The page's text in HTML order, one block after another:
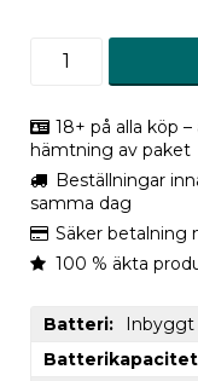
18+ på alla köp
hämtning av paket
Beställningar
samma dag
Säker betalning
100 % äkta
Batteri
Inbyggt
Batterikapacitet